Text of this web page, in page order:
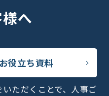
へ
役立ち資料
ただくことで、人事ご